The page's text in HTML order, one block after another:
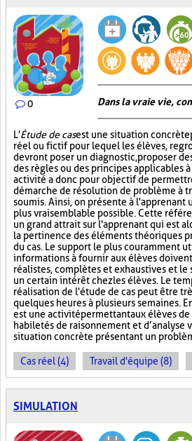
0 Dans la vraie vie,
L'Étude de casest une situation
réel ou fictif pour lequel les élèves,
devront poser un diagnostic, proposer
des règles ou des principes applicables
activité a donc pour objectif de
démarche de résolution de problème à
soumis. Ainsi, on présente à l'apprenant
plus vraisemblable possible. Cette
un grand attrait sur l'apprenant qui est
la pertinence des éléments théoriques
du cas. Le support le plus couramment
informations à fournir aux élèves
réalistes, complètes et exhaustives et
un certain intérêt chez les élèves. Le
réalisation de l'étude de cas peut être
quelques heures à plusieurs semaines.
est une activité permettant aux élèves
habiletés de raisonnement et d’analyse
situation concrète présentant un
Cas réel (4) Travail d'équipe (8)
SIMULATION